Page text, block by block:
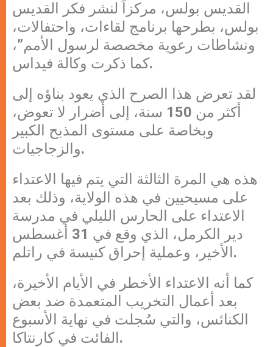
القديس بولس، مركزاً لنشر فكر القديس
بولس، بطرحها برنامج لقاءات، واحتفالات،
ونشاطات رعوية مخصصة لرسول الأمم”،
كما ذكرت وكالة فيداس.
لقد تعرض هذا الصرح الذي يعود بناؤه إلى
أكثر من 150 سنة، إلى أضرار لا تعوض،
وبخاصة على مستوى المذبح الكبير
والزجاجيات.
هذه هي المرة الثالثة التي يتم فيها الاعتداء
على مسيحيين في هذه الولاية، وذلك بعد
الاعتداء على الحارس الليلي في مدرسة
دير الكرمل، الذي وقع في 31 أغسطس
الأخير، وعملية إحراق كنيسة في راتلم.
كما أنه الاعتداء الأخطر في الأيام الأخيرة،
بعد أعمال التخريب المتعمدة ضد بعض
الكنائس، والتي سُجلت في نهاية الأسبوع
الفائت في كارنتاكا.